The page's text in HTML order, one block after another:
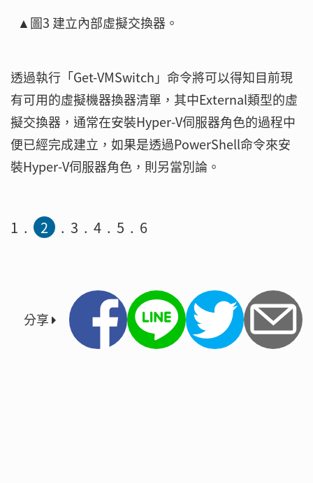
▲圖3 建立內部虛擬交換器。
透過執行「Get-VMSwitch」命令將可以得知目前現
有可用的虛擬機器換器清單，其中External類型的虛
擬交換器，通常在安裝Hyper-V伺服器角色的過程中
便已經完成建立，如果是透過PowerShell命令來安
裝Hyper-V伺服器角色，則另當別論。
1 2 3 4 5 6
分享